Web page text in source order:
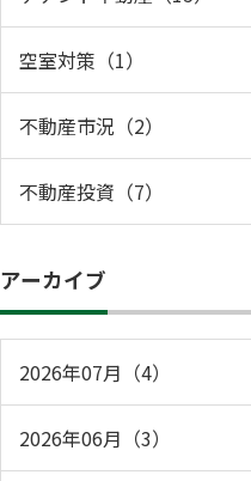
空室対策（1）
不動産市況（2）
不動産投資（7）
アーカイブ
2026年07月（4）
2026年06月（3）